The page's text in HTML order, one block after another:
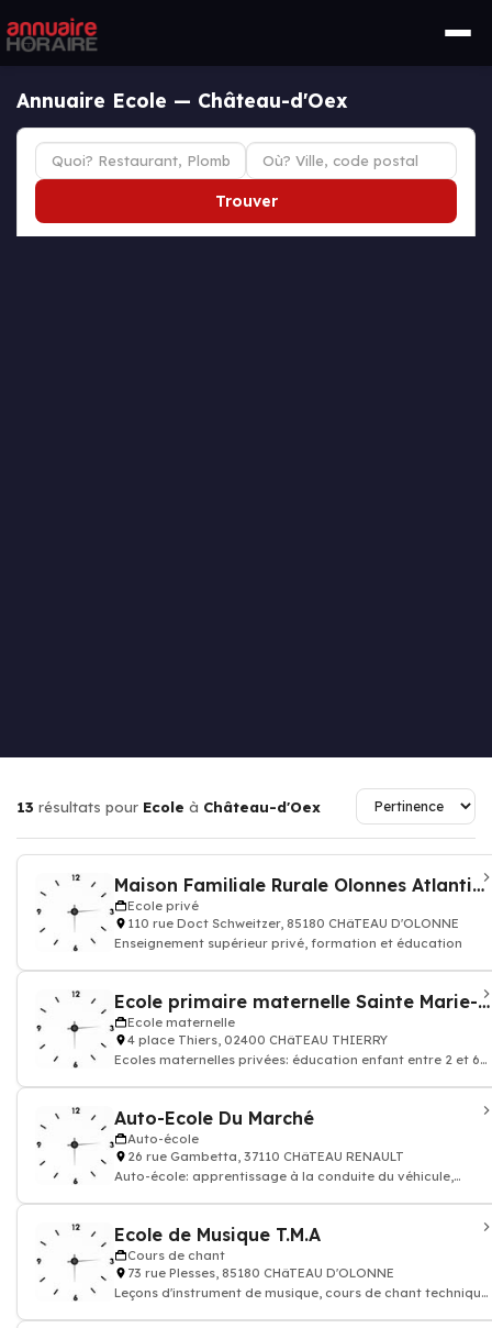
Annuaire Ecole — Château-d'Oex
Trouver
13 résultats pour Ecole à Château-d'Oex
Maison Familiale Rurale Olonnes Atlantic (MFR)
Ecole privé
110 rue Doct Schweitzer, 85180 CHâTEAU D'OLONNE
Enseignement supérieur privé, formation et éducation
Ecole primaire maternelle Sainte Marie-Madeleine
Ecole maternelle
4 place Thiers, 02400 CHâTEAU THIERRY
Ecoles maternelles privées: éducation enfant entre 2 et 6
Auto-Ecole Du Marché
Auto-école
26 rue Gambetta, 37110 CHâTEAU RENAULT
Auto-école: apprentissage à la conduite du véhicule,
Ecole de Musique T.M.A
Cours de chant
73 rue Plesses, 85180 CHâTEAU D'OLONNE
Leçons d'instrument de musique, cours de chant technique